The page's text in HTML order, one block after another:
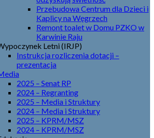
Przebudowa Centrum dla Dzieci i
Kaplicy na Węgrzech
Remont toalet w Domu PZKO w
Karwinie Raju
Letni (IRJP)
Instrukcja rozliczenia dotacji –
prezentacja
2025 – Senat RP
2024 – Regranting
2025 – Media i Struktury
2024 – Media i Struktury
2025 – KPRM/MSZ
2024 – KPRM/MSZ